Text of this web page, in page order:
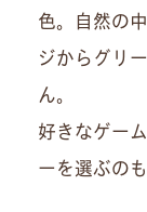
色。自然の
ジからグリ
ん。
好きなゲー
ーを選ぶの